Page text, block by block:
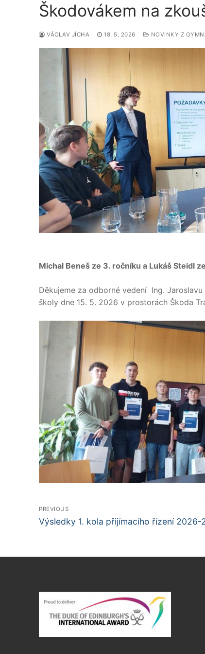
Škodovákem na
VÁCLAV JÍCHA 18. 5. 2026 NOVINKY Z
Michal Beneš ze 3. ročníku a Lukáš Steidl
Děkujeme za odborné vedení Ing.
školy dne 15. 5. 2026 v prostorách Škoda
Navigace
pro
PREVIOUS
Předchozí
Výsledky 1. kola přijímacího řízení 2026-